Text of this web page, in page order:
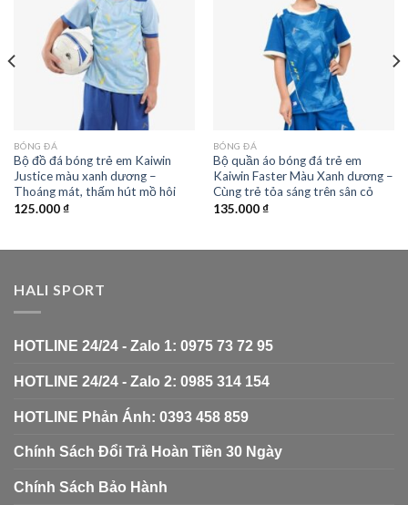
wishlist
BÓNG ĐÁ
Bộ đồ đá bóng trẻ em Kaiwin
Justice màu xanh dương –
Thoáng mát, thấm hút mồ hôi
125.000₫
BÓNG ĐÁ
Bộ quần áo bóng đá trẻ em
Kaiwin Faster Màu Xanh dương –
Cùng trẻ tỏa sáng trên sân cỏ
135.000₫
HALI SPORT
HOTLINE 24/24 - Zalo 1: 0975 73 72 95
HOTLINE 24/24 - Zalo 2: 0985 314 154
HOTLINE Phản Ánh: 0393 458 859
Chính Sách Đổi Trả Hoàn Tiền 30 Ngày
Chính Sách Bảo Hành